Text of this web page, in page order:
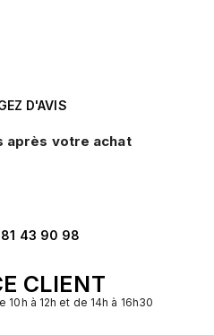
D'AVIS
après votre achat
43 90 98
CLIENT
10h à 12h et de 14h à 16h30